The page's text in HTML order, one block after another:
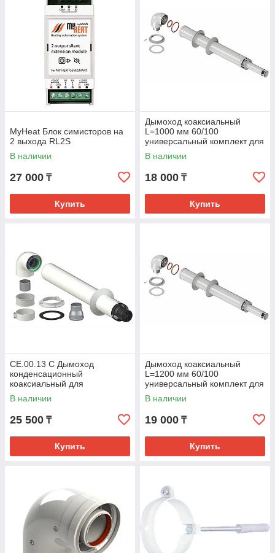
MyHeat Блок симисторов на
2 выхода RL2S
В наличии
27 000 ₸
Купить
Дымоход коаксиальный
L=1000 мм 60/100
универсальный комплект для
настенных котлов
В наличии
18 000 ₸
Купить
CE.00.13 С Дымоход
конденсационный
коаксиальный для
настенного котла
В наличии
25 500 ₸
Купить
Дымоход коаксиальный
L=1200 мм 60/100
универсальный комплект для
настенного котла
В наличии
19 000 ₸
Купить